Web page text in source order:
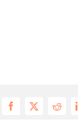
Facebook
X